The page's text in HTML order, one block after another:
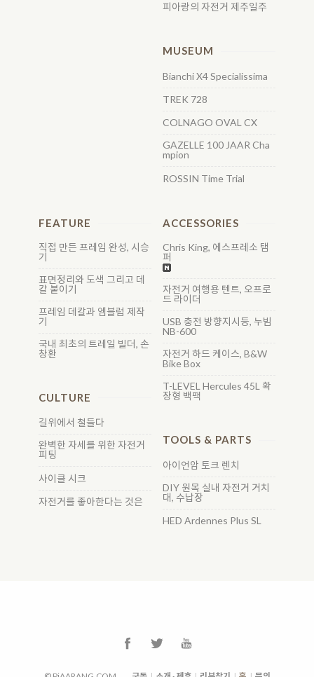
피아랑의 자전거 제주일주
MUSEUM
Bianchi X4 Specialissima
TREK 728
COLNAGO OVAL CX
GAZELLE 100 JAAR Cha
mpion
ROSSIN Time Trial
FEATURE
직접 만든 프레임 완성, 시승
기
표면정리와 도색 그리고 데
칼 붙이기
프레임 데칼과 엠블럼 제작
기
국내 최초의 트레일 빌더, 손
창환
CULTURE
길위에서 철들다
완벽한 자세를 위한 자전거
피팅
사이클 시크
자전거를 좋아한다는 것은
ACCESSORIES
Chris King, 에스프레소 탬
퍼
자전거 여행용 텐트, 오프로
드 라이더
USB 충전 방향지시등, 누빔
NB-600
자전거 하드 케이스, B&W
Bike Box
T-LEVEL Hercules 45L 확
장형 백팩
TOOLS & PARTS
아이언암 토크 렌치
DIY 원목 실내 자전거 거치
대, 수납장
HED Ardennes Plus SL